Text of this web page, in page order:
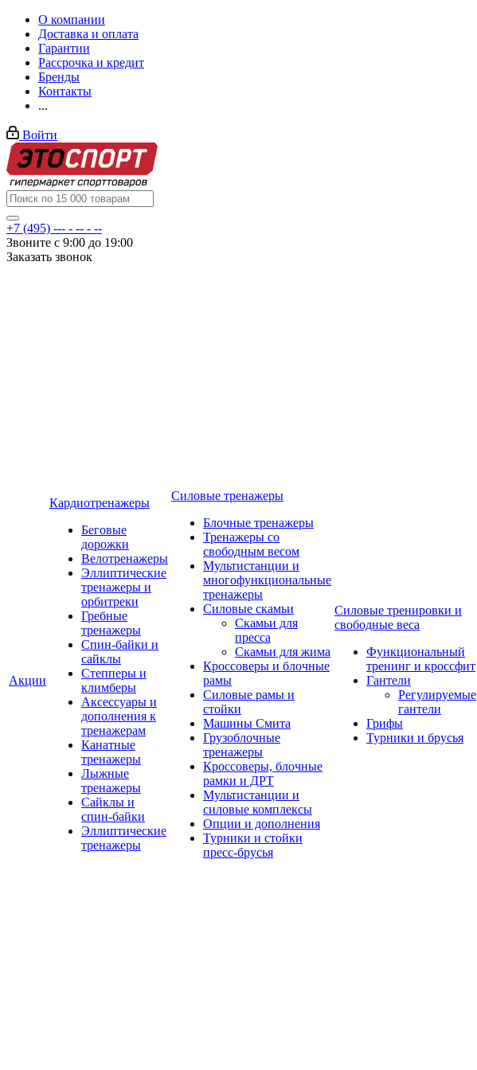
О компании
Доставка и оплата
Гарантии
Рассрочка и кредит
Бренды
Контакты
...
Войти
+7 (495) --- - -- - --
Звоните с 9:00 до 19:00
Заказать звонок
Акции
Кардиотренажеры
Беговые
дорожки
Велотренажеры
Эллиптические
тренажеры и
орбитреки
Гребные
тренажеры
Спин-байки и
сайклы
Степперы и
климберы
Аксессуары и
дополнения к
тренажерам
Канатные
тренажеры
Лыжные
тренажеры
Сайклы и
спин-байки
Эллиптические
тренажеры
Силовые тренажеры
Блочные тренажеры
Тренажеры со
свободным весом
Мультистанции и
многофункциональные
тренажеры
Силовые скамьи
Скамьи для
пресса
Скамьи для жима
Кроссоверы и блочные
рамы
Силовые рамы и
стойки
Машины Смита
Грузоблочные
тренажеры
Кроссоверы, блочные
рамки и ДРТ
Мультистанции и
силовые комплексы
Опции и дополнения
Турники и стойки
пресс-брусья
Силовые тренировки и
свободные веса
Функциональный
тренинг и кроссфит
Гантели
Регулируемые
гантели
Грифы
Турники и брусья